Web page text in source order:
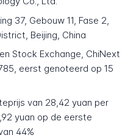
37, Gebouw 11, Fase 2,
Beijing, China
Stock Exchange, ChiNext
eerst genoteerd op 15
van 28,42 yuan per
yuan op de eerste
44%